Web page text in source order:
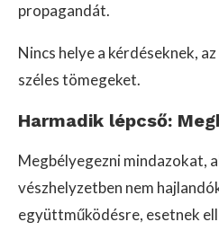
propagandát.
Nincs helye a kérdéseknek,
széles tömegeket.
Harmadik lépcső:
Megbélyegezni mindazokat,
vészhelyzetben nem
együttműködésre, esetnek